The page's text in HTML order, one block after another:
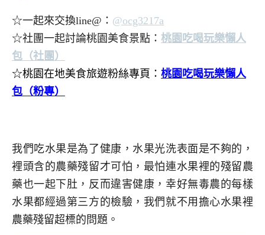
☆一起來交換line@： @ocg3217a
☆社團一起討論桃園美食景點： 桃園吃喝玩樂懶人
包（社團）
☆桃園在地美食旅遊粉絲專頁： 桃園吃喝玩樂懶人
包（粉專）
我們吃水果是為了健康，水果光洗表面是不夠的，
裡頭含的農藥殘留才可怕，最怕連水果裡的殘留農
藥也一起下肚，反而違害健康，幸好無毒農的每樣
水果都經過第三方的檢驗，我們就不用擔心水果裡
農藥殘留超標的問題。